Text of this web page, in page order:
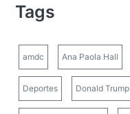
Tags
amdc Ana Paola Hall
Deportes Donald Trump